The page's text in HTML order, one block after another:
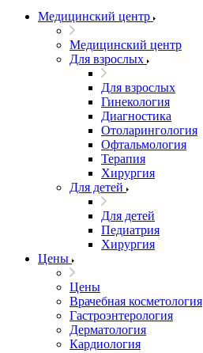
Медицинский центр
Медицинский центр
Для взрослых
Для взрослых
Гинекология
Диагностика
Отоларингология
Офтальмология
Терапия
Хирургия
Для детей
Для детей
Педиатрия
Хирургия
Цены
Цены
Врачебная косметология
Гастроэнтерология
Дерматология
Кардиология